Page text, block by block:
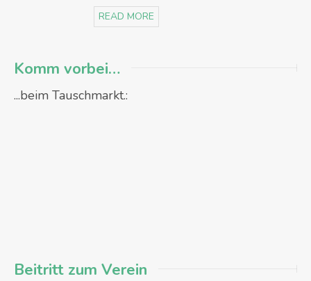
READ MORE
Komm vorbei…
...beim Tauschmarkt.:
Beitritt zum Verein